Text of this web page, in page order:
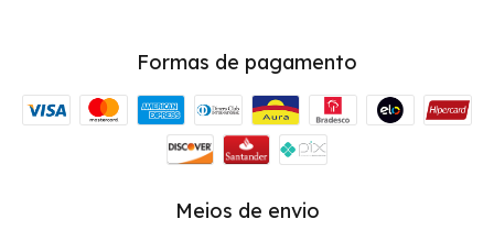
Formas de pagamento
Meios de envio